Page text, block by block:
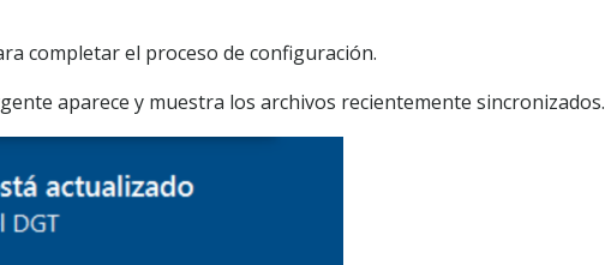
completar el proceso de configuración.
aparece y muestra los archivos recientemente sincronizados.